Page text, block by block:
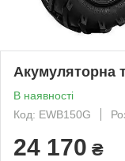
Акумуляторна
В наявності
Код: EWB150G
24 170 ₴